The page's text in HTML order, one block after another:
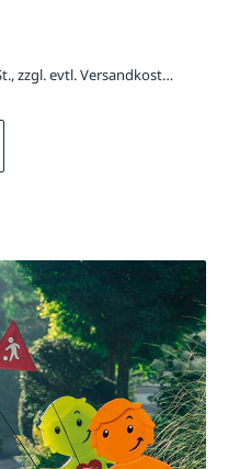
2.176,51 € / Stück inkl. 19 % MwSt., zzgl. evtl. Versandkosten